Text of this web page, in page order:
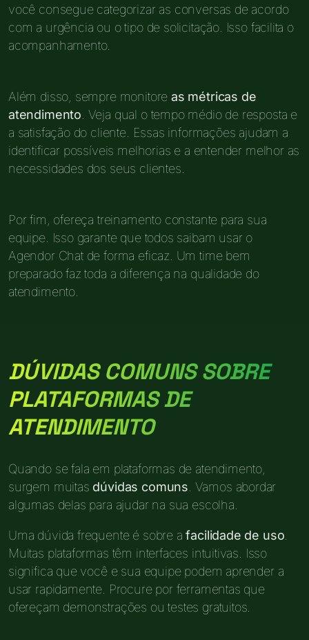
você consegue categorizar as conversas de acordo
com a urgência ou o tipo de solicitação. Isso facilita o
acompanhamento.
Além disso, sempre monitore as métricas de
atendimento . Veja qual o tempo médio de resposta e
a satisfação do cliente. Essas informações ajudam a
identificar possíveis melhorias e a entender melhor as
necessidades dos seus clientes.
Por fim, ofereça treinamento constante para sua
equipe. Isso garante que todos saibam usar o
Agendor Chat de forma eficaz. Um time bem
preparado faz toda a diferença na qualidade do
atendimento.
DÚVIDAS COMUNS SOBRE
PLATAFORMAS DE
ATENDIMENTO
Quando se fala em plataformas de atendimento,
surgem muitas dúvidas comuns . Vamos abordar
algumas delas para ajudar na sua escolha.
Uma dúvida frequente é sobre afacilidade de uso
Muitas plataformas têm interfaces intuitivas. Isso
significa que você e sua equipe podem aprender a
usar rapidamente. Procure por ferramentas que
ofereçam demonstrações ou testes gratuitos.